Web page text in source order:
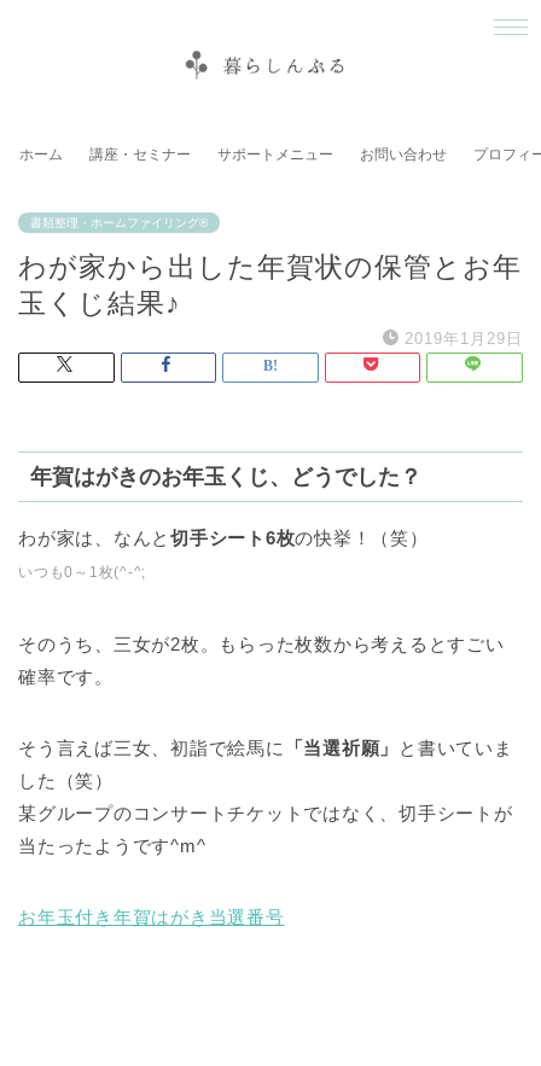
ホーム 講座・セミナー サポートメニュー お問い合わせ プロフィ
書類整理・ホームファイリング®
わが家から出した年賀状の保管とお年
玉くじ結果♪
2019年1月29日
年賀はがきのお年玉くじ、どうでした？
わが家は、なんと切手シート6枚の快挙！（笑）
いつも0～1枚(^-^;
そのうち、三女が2枚。もらった枚数から考えるとすごい
確率です。
そう言えば三女、初詣で絵馬に 「当選祈願」
と書いていま
した（笑）
某グループのコンサートチケットではなく、切手シートが
当たったようです^m^
お年玉付き年賀はがき当選番号